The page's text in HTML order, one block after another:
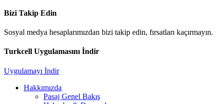
Bizi Takip Edin
Sosyal medya hesaplarımızdan bizi takip edin, fırsatları kaçırmayın.
Turkcell Uygulamasını İndir
Uygulamayı İndir
Hakkımızda
Pasaj Genel Bakış